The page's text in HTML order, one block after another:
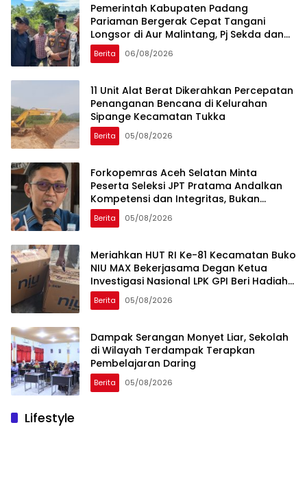
Pemerintah Kabupaten Padang
Pariaman Bergerak Cepat Tangani
Longsor di Aur Malintang, Pj Sekda dan
Anggota DPR RI Sepakati Pembukaan
Trase Jalan Baru
Berita 06/08/2026
11 Unit Alat Berat Dikerahkan Percepatan
Penanganan Bencana di Kelurahan
Sipange Kecamatan Tukka
Berita 05/08/2026
Forkopemras Aceh Selatan Minta
Peserta Seleksi JPT Pratama Andalkan
Kompetensi dan Integritas, Bukan
Kedekatan
Berita 05/08/2026
Meriahkan HUT RI Ke-81 Kecamatan Buko
NIU MAX Bekerjasama Degan Ketua
Investigasi Nasional LPK GPI Beri Hadiah
Sponsor Kegiatan Laga Sepak Bola U-
45
Berita 05/08/2026
Dampak Serangan Monyet Liar, Sekolah
di Wilayah Terdampak Terapkan
Pembelajaran Daring
Berita 05/08/2026
Lifestyle